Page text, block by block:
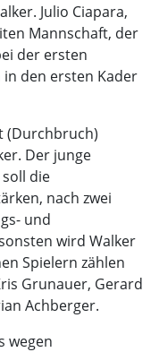
Julio Ciapara,
Mannschaft, der
der ersten
den ersten Kader
(Durchbruch)
Der junge
die
nach zwei
und
wird Walker
Spielern zählen
Grunauer, Gerard
Achberger.
wegen